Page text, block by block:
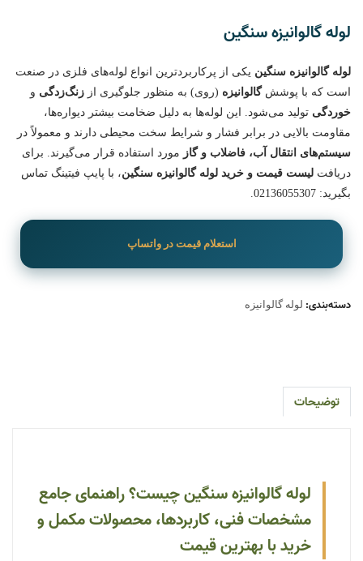
لوله گالوانیزه سنگین
لوله گالوانیزه سنگین یکی از پرکاربردترین انواع لوله‌های فلزی در صنعت
است که با پوششگالوانیزه (روی) به منظور جلوگیری از زنگ‌زدگی و
خوردگی تولید می‌شود. این لوله‌ها به دلیل ضخامت بیشتر دیواره‌ها،
مقاومت بالایی در برابر فشار و شرایط سخت محیطی دارند و معمولاً در
سیستم‌های انتقال آب، فاضلاب و گاز مورد استفاده قرار می‌گیرند. برای
دریافت لیست قیمت و خرید لوله گالوانیزه سنگین، با پایپ فیتینگ تماس
بگیرید: 02136055307.
استعلام قیمت در واتساپ
دسته‌بندی: لوله گالوانیزه
توضیحات
لوله گالوانیزه سنگین چیست؟ راهنمای جامع
مشخصات فنی، کاربردها، محصولات مکمل و
خرید با بهترین قیمت